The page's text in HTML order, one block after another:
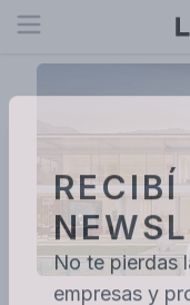
Open menu
RECIBÍ
No te pierdas
empresas y